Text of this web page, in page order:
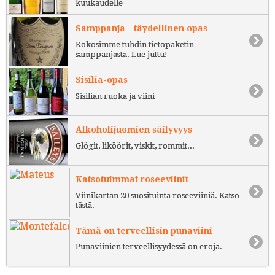
kuukaudelle
Samppanja - täydellinen opas
Kokosimme tuhdin tietopaketin
samppanjasta. Lue juttu!
Sisilia-opas
Sisilian ruoka ja viini
Alkoholijuomien säilyvyys
Glögit, liköörit, viskit, rommit...
Katsotuimmat roseeviinit
Viinikartan 20 suosituinta roseeviiniä. Katso
tästä.
Tämä on terveellisin punaviini
Punaviinien terveellisyydessä on eroja.